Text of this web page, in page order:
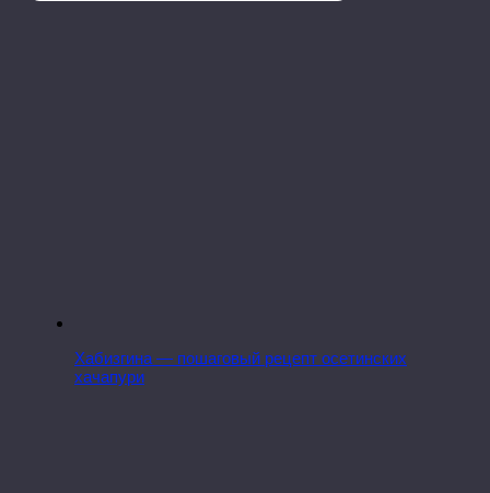
Хабизгина — пошаговый рецепт осетинских
хачапури